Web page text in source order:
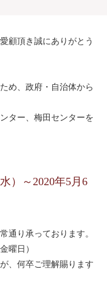
顧頂き誠にありがとう
め、政府・自治体から
ター、梅田センターを
）～2020年5月6
通り承っております。
曜日）
、何卒ご理解賜ります